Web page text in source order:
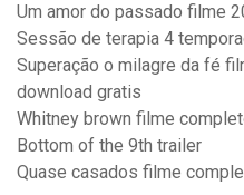
Um amor do passado filme
Sessão de terapia 4
Superação o milagre da fé
download gratis
Whitney brown filme
Bottom of the 9th trailer
Quase casados filme